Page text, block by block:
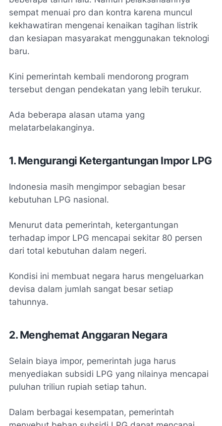
sempat menuai pro dan kontra karena muncul
kekhawatiran mengenai kenaikan tagihan listrik
dan kesiapan masyarakat menggunakan teknologi
baru.
Kini pemerintah kembali mendorong program
tersebut dengan pendekatan yang lebih terukur.
Ada beberapa alasan utama yang
melatarbelakanginya.
1. Mengurangi Ketergantungan Impor LPG
Indonesia masih mengimpor sebagian besar
kebutuhan LPG nasional.
Menurut data pemerintah, ketergantungan
terhadap impor LPG mencapai sekitar 80 persen
dari total kebutuhan dalam negeri.
Kondisi ini membuat negara harus mengeluarkan
devisa dalam jumlah sangat besar setiap
tahunnya.
2. Menghemat Anggaran Negara
Selain biaya impor, pemerintah juga harus
menyediakan subsidi LPG yang nilainya mencapai
puluhan triliun rupiah setiap tahun.
Dalam berbagai kesempatan, pemerintah